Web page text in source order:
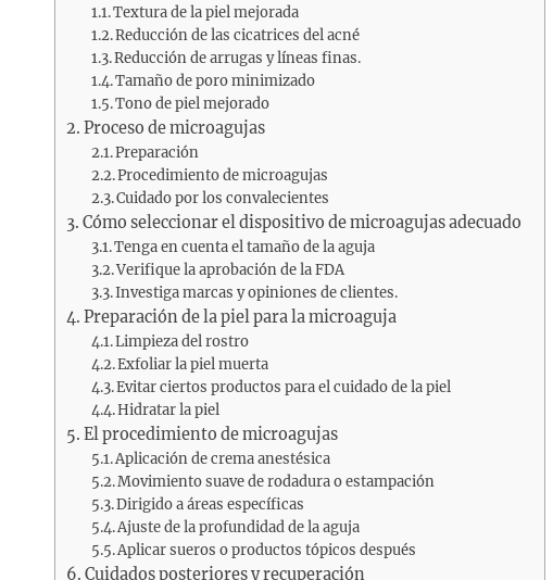
Textura de la piel mejorada
Reducción de las cicatrices del acné
Reducción de arrugas y líneas finas.
Tamaño de poro minimizado
Tono de piel mejorado
Proceso de microagujas
Preparación
Procedimiento de microagujas
Cuidado por los convalecientes
Cómo seleccionar el dispositivo de microagujas adecuado
Tenga en cuenta el tamaño de la aguja
Verifique la aprobación de la FDA
Investiga marcas y opiniones de clientes.
Preparación de la piel para la microaguja
Limpieza del rostro
Exfoliar la piel muerta
Evitar ciertos productos para el cuidado de la piel
Hidratar la piel
El procedimiento de microagujas
Aplicación de crema anestésica
Movimiento suave de rodadura o estampación
Dirigido a áreas específicas
Ajuste de la profundidad de la aguja
Aplicar sueros o productos tópicos después
Cuidados posteriores y recuperación